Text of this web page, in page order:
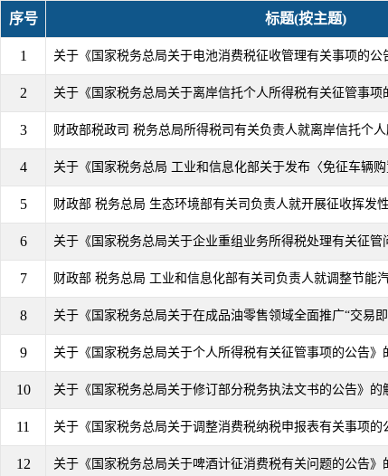
序号 标题(按主题)
1 关于《国家税务总局关于电池消费税征收管理有关事项的公
2 关于《国家税务总局关于离岸信托个人所得税有关征管事项
3 财政部税政司 税务总局所得税司有关负责人就离岸信托个
4 关于《国家税务总局 工业和信息化部关于发布〈免征车辆
5 财政部 税务总局 生态环境部有关司负责人就开展征收挥发
6 关于《国家税务总局关于企业重组业务所得税处理有关征管
7 财政部 税务总局 工业和信息化部有关司负责人就调整节能
8 关于《国家税务总局关于在成品油零售领域全面推广“交易
9 关于《国家税务总局关于个人所得税有关征管事项的公告》
10 关于《国家税务总局关于修订部分税务执法文书的公告》的
11 关于《国家税务总局关于调整消费税纳税申报表有关事项的
12 关于《国家税务总局关于啤酒计征消费税有关问题的公告》